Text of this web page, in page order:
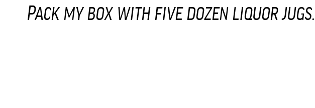
Pack my box with five dozen liquor jugs.